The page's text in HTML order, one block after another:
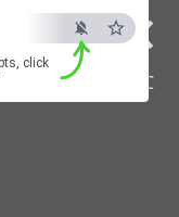
×
ESC
click
Cookies enabled.